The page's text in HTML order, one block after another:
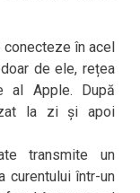
în acel
de ele, rețea
al Apple. După
la zi și apoi
transmite un
curentului într-un